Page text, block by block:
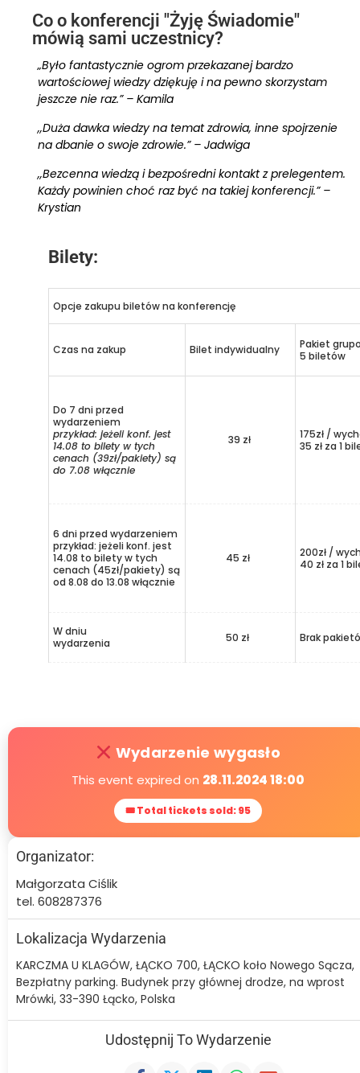
Co o konferencji "Żyję Świadomie"
mówią sami uczestnicy?
„Było fantastycznie ogrom przekazanej bardzo
wartościowej wiedzy dziękuję i na pewno skorzystam
jeszcze nie raz.” – Kamila
,,Duża dawka wiedzy na temat zdrowia, inne spojrzenie
na dbanie o swoje zdrowie.” – Jadwiga
,,Bezcenna wiedzą i bezpośredni kontakt z prelegentem.
Każdy powinien choć raz być na takiej konferencji.” –
Krystian
Bilety:
Opcje zakupu biletów na konferencję
Czas na zakup Bilet indywidualny
Pakiet
5 biletów
Do 7 dni przed
wydarzeniem
przykład: jeżeli konf. jest
14.08 to bilety w tych
cenach (39zł/pakiety) są
do 7.08 włącznie
39 zł
175zł /
35 zł za 1
6 dni przed wydarzeniem
przykład: jeżeli konf. jest
14.08 to bilety w tych
cenach (45zł/pakiety) są
od 8.08 do 13.08 włącznie
45 zł
200zł /
40 zł za 1
W dniu
wydarzenia
50 zł Brak
Wydarzenie wygasło
This event expired on 28.11.2024 18:00
🎟 Total tickets sold: 95
Organizator:
Małgorzata Ciślik
tel. 608287376
Lokalizacja Wydarzenia
KARCZMA U KLAGÓW, ŁĄCKO 700, ŁĄCKO koło Nowego Sącza,
Bezpłatny parking. Budynek przy głównej drodze, na wprost
Mrówki, 33-390 Łącko, Polska
Udostępnij To Wydarzenie